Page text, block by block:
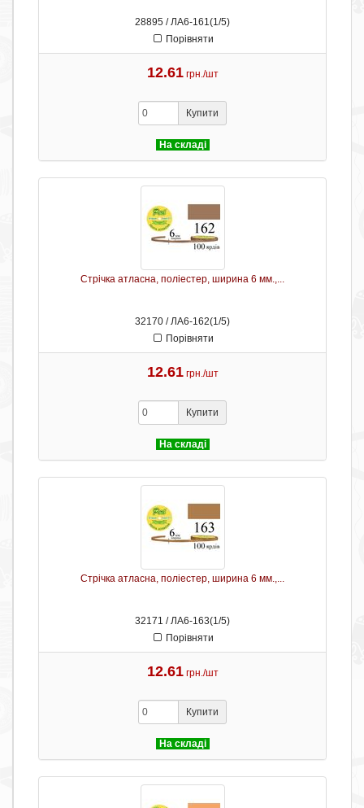
28895 / ЛА6-161(1/5)
Порівняти
12.61 грн./шт
Купити
На складі
Стрічка атласна, поліестер, ширина 6 мм.,...
32170 / ЛА6-162(1/5)
Порівняти
12.61 грн./шт
Купити
На складі
Стрічка атласна, поліестер, ширина 6 мм.,...
32171 / ЛА6-163(1/5)
Порівняти
12.61 грн./шт
Купити
На складі